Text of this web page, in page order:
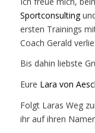
Sportconsulting
ersten Trainings
Coach Gerald
Bis dahin liebste
Eure Lara von
Folgt Laras Weg
ihr auf ihren